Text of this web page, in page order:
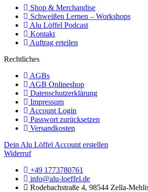
Shop & Merchandise
Schweißen Lernen – Workshops
Alu Löffel Podcast
Kontakt
Auftrag erteilen
Rechtliches
AGBs
AGB Onlineshop
Datenschutzerklärung
Impressum
Account Login
Passwort zurücksetzen
Versandkosten
Dein Alu Löffel Account erstellen
Widerruf
+49 1773780761
info@alu-loeffel.de
Rodebachstraße 4, 98544 Zella-